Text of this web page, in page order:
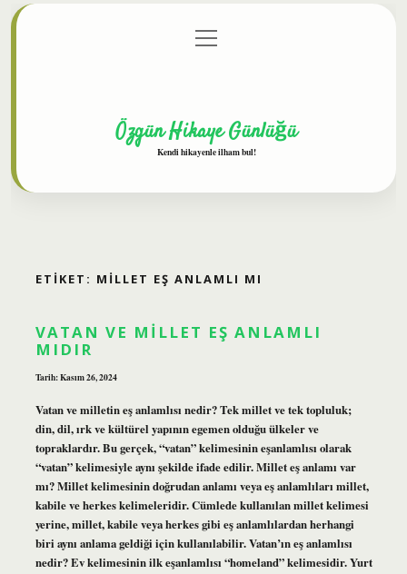
Gizlilik Politikası
menüyü
aç
Özgün Hikaye Günlüğü
Kendi hikayenle ilham bul!
ETIKET: MILLET EŞ ANLAMLI MI
VATAN VE MILLET EŞ ANLAMLI
MIDIR
Tarih: Kasım 26, 2024
Vatan ve milletin eş anlamlısı nedir? Tek millet ve tek topluluk;
din, dil, ırk ve kültürel yapının egemen olduğu ülkeler ve
topraklardır. Bu gerçek, “vatan” kelimesinin eşanlamlısı olarak
“vatan” kelimesiyle aynı şekilde ifade edilir. Millet eş anlamı var
mı? Millet kelimesinin doğrudan anlamı veya eş anlamlıları millet,
kabile ve herkes kelimeleridir. Cümlede kullanılan millet kelimesi
yerine, millet, kabile veya herkes gibi eş anlamlılardan herhangi
biri aynı anlama geldiği için kullanılabilir. Vatan’ın eş anlamlısı
nedir? Ev kelimesinin ilk eşanlamlısı “homeland” kelimesidir. Yurt